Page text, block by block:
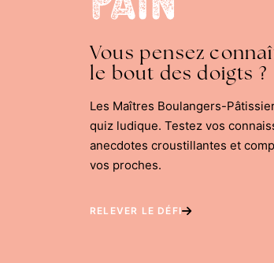
Vous pensez
le bout des doigts ?
Les Maîtres Boulangers-
quiz ludique. Testez vos
anecdotes croustillantes et
vos proches.
RELEVER LE DÉFI